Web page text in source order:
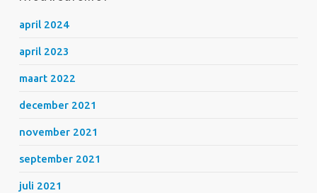
april 2024
april 2023
maart 2022
december 2021
november 2021
september 2021
juli 2021